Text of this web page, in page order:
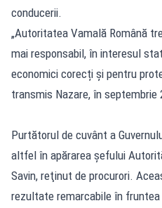
conducerii.
„Autoritatea Vamală Română
mai responsabil, în interesul
economici corecți și pentru
transmis Nazare, în septembrie
Purtătorul de cuvânt a
altfel în apărarea şefului
Savin, reţinut de procurori.
rezultate remarcabile în